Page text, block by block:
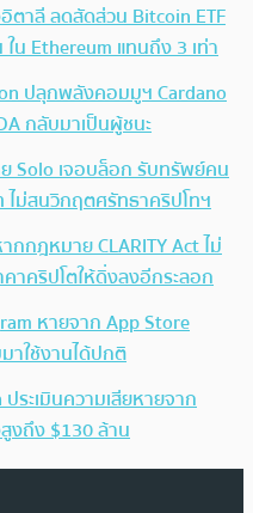
าลี ลดสัดส่วน Bitcoin ETF
น Ethereum แทนถึง 3 เท่า
ปลุกพลังคอมมูฯ Cardano
กลับมาเป็นผู้ชนะ
Solo เจอบล็อก รับทรัพย์คน
ไม่สนวิกฤตศรัทธาคริปโทฯ
กกฎหมาย CLARITY Act ไม่
าคริปโตให้ดิ่งลงอีกระลอก
หายจาก App Store
าใช้งานได้ปกติ
ระเมินความเสียหายจาก
งถึง $130 ล้าน